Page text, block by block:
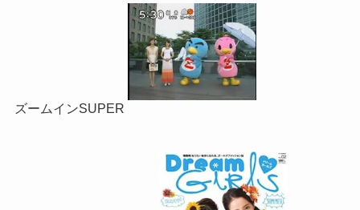
ズームインSUPER